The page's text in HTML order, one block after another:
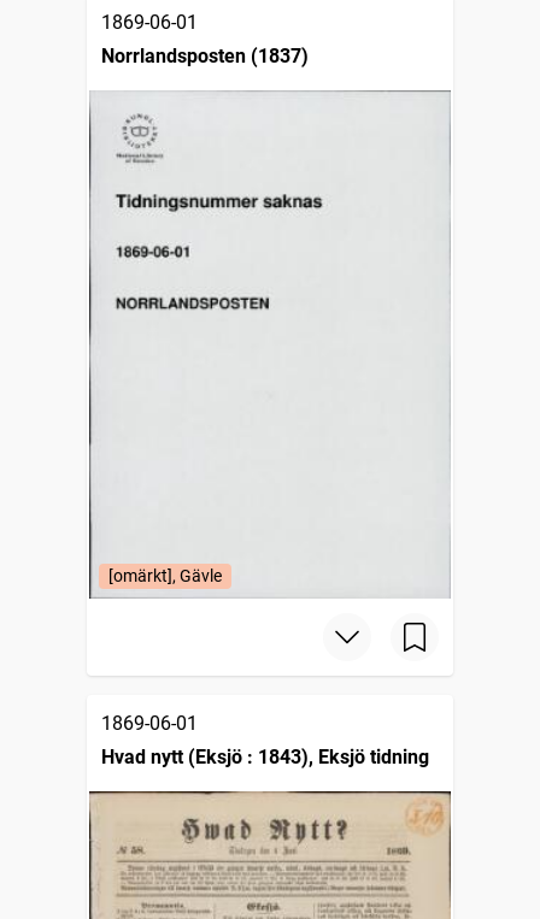
1869-06-01
Norrlandsposten (1837)
[omärkt], Gävle
1869-06-01
Hvad nytt (Eksjö : 1843), Eksjö tidning